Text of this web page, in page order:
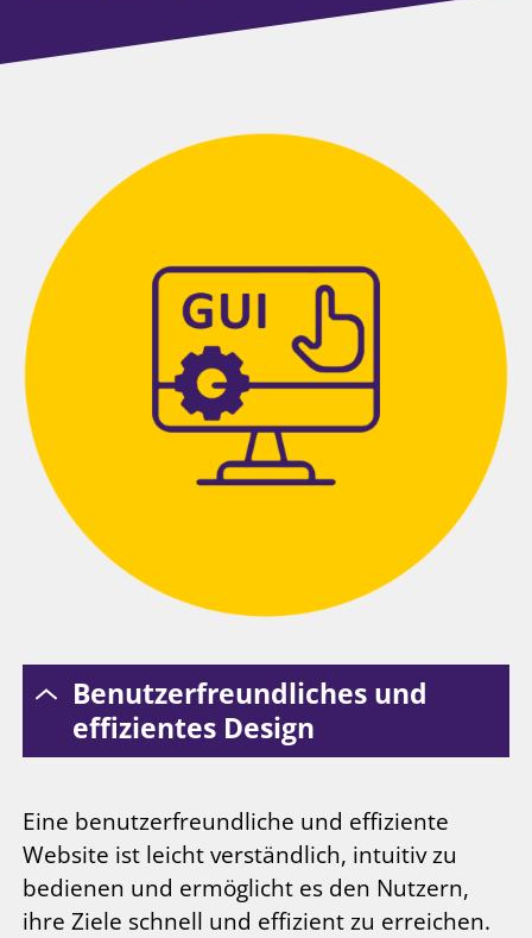
Benutzerfreundliches und
effizientes Design
Eine benutzerfreundliche und effiziente
Website ist leicht verständlich, intuitiv zu
bedienen und ermöglicht es den Nutzern,
ihre Ziele schnell und effizient zu erreichen.